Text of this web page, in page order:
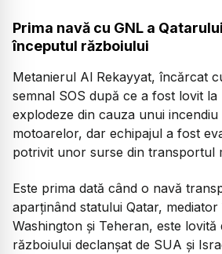
Prima navă cu GNL a
începutul războiului
Metanierul Al Rekayyat, încărcat
semnal SOS după ce a fost lovit
explodeze din cauza unui
motoarelor, dar echipajul a fost
potrivit unor surse din transportul
Este prima dată când o navă
aparținând statului Qatar,
Washington și Teheran, este
războiului declanșat de SUA și